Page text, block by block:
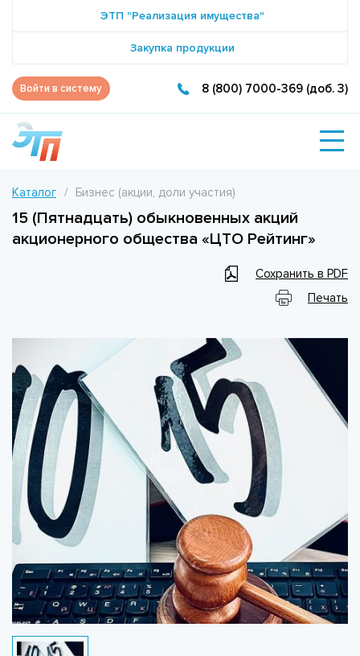
ЭТП "Реализация имущества"
Закупка продукции
Войти в систему 8 (800) 7000-369 (доб. 3)
Каталог Бизнес (акции, доли участия)
15 (Пятнадцать) обыкновенных акций
акционерного общества «ЦТО Рейтинг»
Сохранить в PDF
Печать